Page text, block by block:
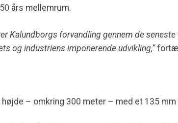
års mellemrum.
Kalundborgs forvandling gennem de seneste
og industriens imponerende udvikling,”
– omkring 300 meter – med et 135